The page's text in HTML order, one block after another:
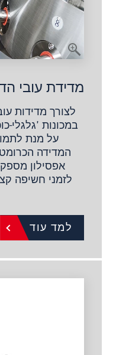
מדידת עובי
לצורך מדידות
במכונות 'גלגלי-
על מנת
המדידה
אפסילון
לזמני חשיפה
למד עוד